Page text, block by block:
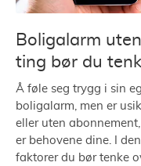
Boligalarm
ting bør du
Å føle seg trygg i sin
boligalarm, men er
eller uten
er behovene dine. I
faktorer du bør tenke